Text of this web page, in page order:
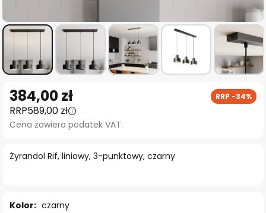
na
początek
galerii
Żyrandol Rif, liniowy, 3-punktowy, czarny
384,00 zł RRP -34%
RRP589,00 zł
Cena zawiera podatek VAT.
Kolor: czarny